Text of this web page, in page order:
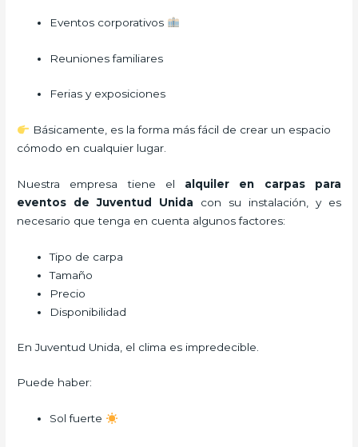
Eventos corporativos
Reuniones familiares
Ferias y exposiciones
Básicamente, es la forma más fácil de crear un espacio
cómodo en cualquier lugar.
Nuestra empresa tiene el alquiler en carpas para
eventos de Juventud Unida con su instalación, y es
necesario que tenga en cuenta algunos factores:
Tipo de carpa
Tamaño
Precio
Disponibilidad
En Juventud Unida, el clima es impredecible.
Puede haber:
Sol fuerte